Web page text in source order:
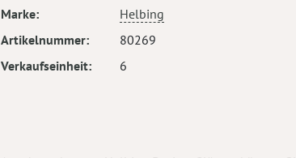
Mehr
Marke
Helbing
Artikelnummer
80269
Verkaufseinheit
6